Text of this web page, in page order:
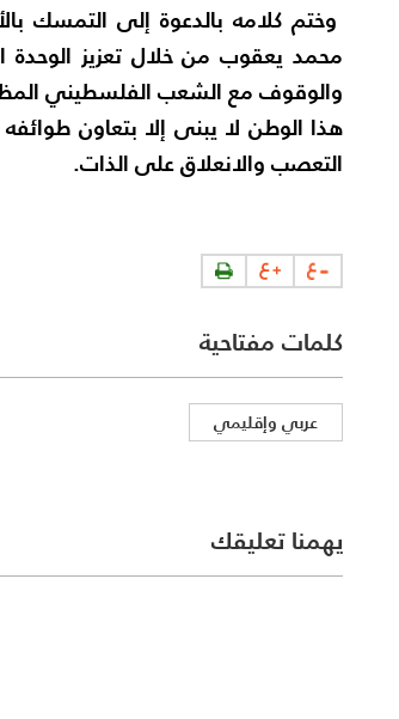
وختم كلامه بالدعوة إلى التمسك
محمد يعقوب من خلال تعزيز الوحدة
والوقوف مع الشعب الفلسطيني
هذا الوطن لا يبنى إلا بتعاون
التعصب والانعلاق على الذات.
كلمات مفتاحية
عربي وإقليمي
يهمنا تعليقك